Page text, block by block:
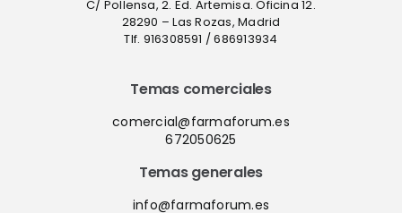
C/ Pollensa, 2. Ed. Artemisa. Oficina 12.
28290 – Las Rozas, Madrid
Tlf. 916308591 / 686913934
Temas comerciales
comercial@farmaforum.es
672050625
Temas generales
info@farmaforum.es